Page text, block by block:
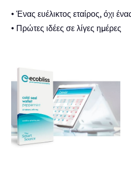
• Ένας ευέλικτος εταίρος, όχι
• Πρώτες ιδέες σε λίγες ημέρες